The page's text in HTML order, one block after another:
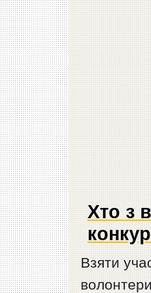
Хто з
Взяти